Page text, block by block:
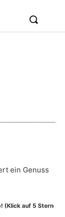
ein Genuss
(Klick auf 5 Sterne =